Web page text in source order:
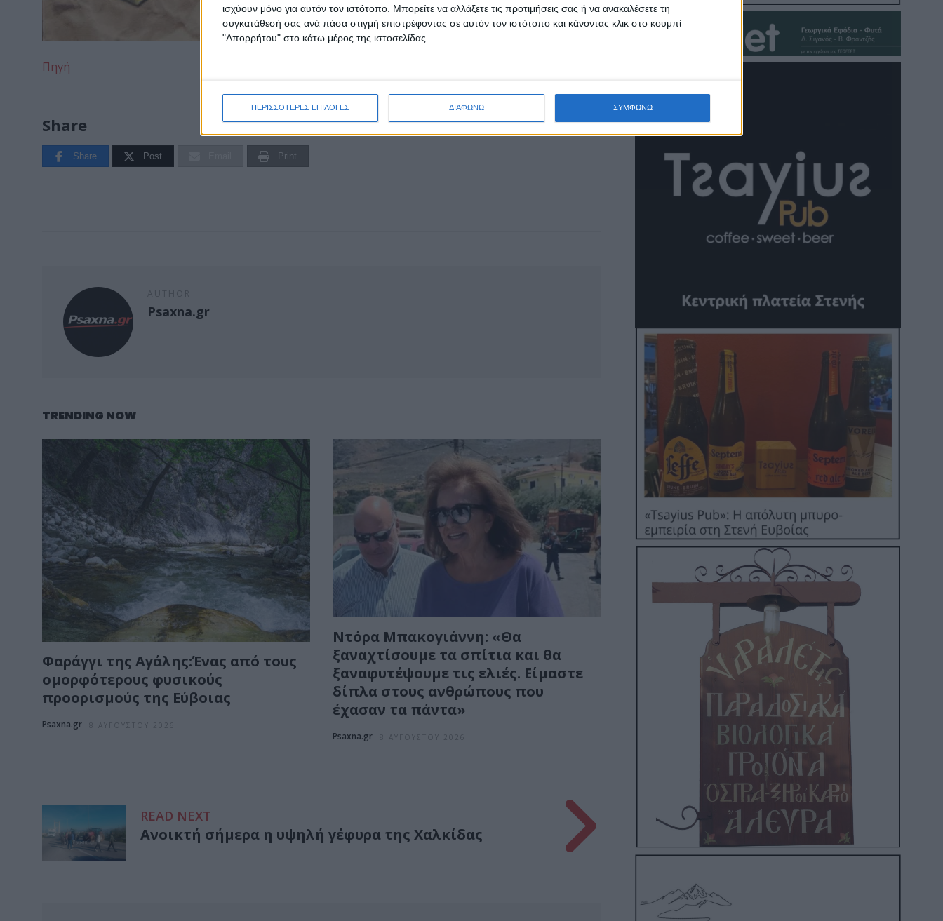
ισχύουν μόνο για αυτόν τον ιστότοπο. Μπορείτε να αλλάξετε τις προτιμήσεις σας ή να ανακαλέσετε τη
συγκατάθεσή σας ανά πάσα στιγμή επιστρέφοντας σε αυτόν τον ιστότοπο και κάνοντας κλικ στο κουμπί
"Απορρήτου" στο κάτω μέρος της ιστοσελίδας.
ΠΕΡΙΣΣΟΤΕΡΕΣ ΕΠΙΛΟΓΕΣ ΔΙΑΦΩΝΩ ΣΥΜΦΩΝΩ
Πηγή
Share
Share Post Print
Psaxna.gr
TRENDING NOW
Φαράγγι της Αγάλης:Ένας από τους
ομορφότερους φυσικούς
προορισμούς της Εύβοιας
Psaxna.gr 8 ΑΥΓΟΎΣΤΟΥ 2026
Ντόρα Μπακογιάννη: «Θα
ξαναχτίσουμε τα σπίτια και θα
ξαναφυτέψουμε τις ελιές. Είμαστε
δίπλα στους ανθρώπους που
έχασαν τα πάντα»
Psaxna.gr 8 ΑΥΓΟΎΣΤΟΥ 2026
READ NEXT
Ανοικτή σήμερα η υψηλή γέφυρα της Χαλκίδας